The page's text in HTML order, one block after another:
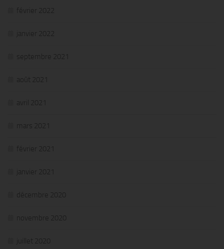
février 2022
janvier 2022
septembre 2021
août 2021
avril 2021
mars 2021
février 2021
janvier 2021
décembre 2020
novembre 2020
juillet 2020